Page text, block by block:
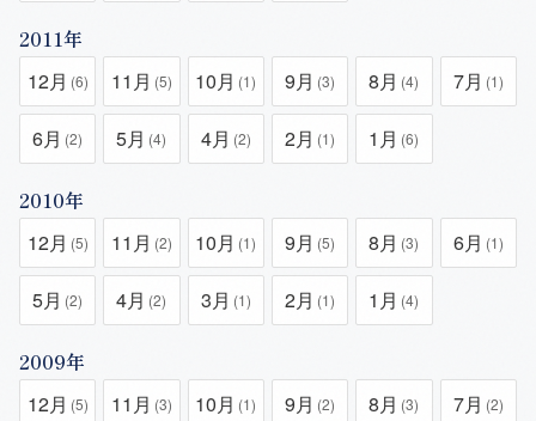
2011年
12月 (6) 11月 (5) 10月 (1) 9月 (3) 8月 (4) 7月 (1)
6月 (2) 5月 (4) 4月 (2) 2月 (1) 1月 (6)
2010年
12月 (5) 11月 (2) 10月 (1) 9月 (5) 8月 (3) 6月 (1)
5月 (2) 4月 (2) 3月 (1) 2月 (1) 1月 (4)
2009年
12月 (5) 11月 (3) 10月 (1) 9月 (2) 8月 (3) 7月 (2)